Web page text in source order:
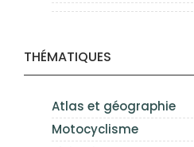
THÉMATIQUES
Atlas et géographie
Motocyclisme